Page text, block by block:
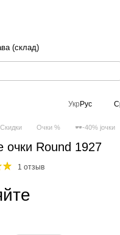
(склад)
Укр Рус
Очки % 🕶-40% jочки
Round 1927
1 отзыв